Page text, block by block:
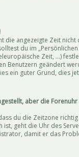
die angezeigte Zeit nicht
du im
Zeit, ...)
Benutzern geändert
ein guter Grund, dies
aber die
du die Zeitzone
geht die Uhr des
damit er das